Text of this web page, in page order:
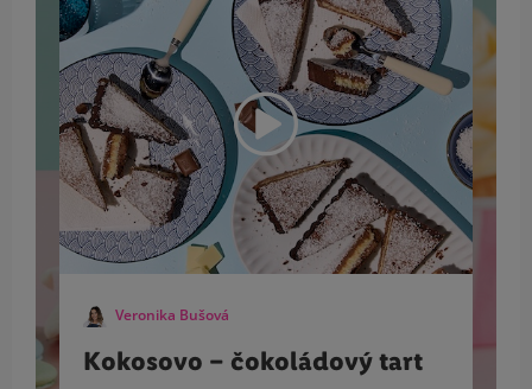
Veronika Bušová
Kokosovo – čokoládový tart